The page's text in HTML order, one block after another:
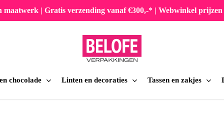
maatwerk | Gratis verzending vanaf €300,-* | Webwinkel
chocolade Linten en decoraties Tassen en zakjes